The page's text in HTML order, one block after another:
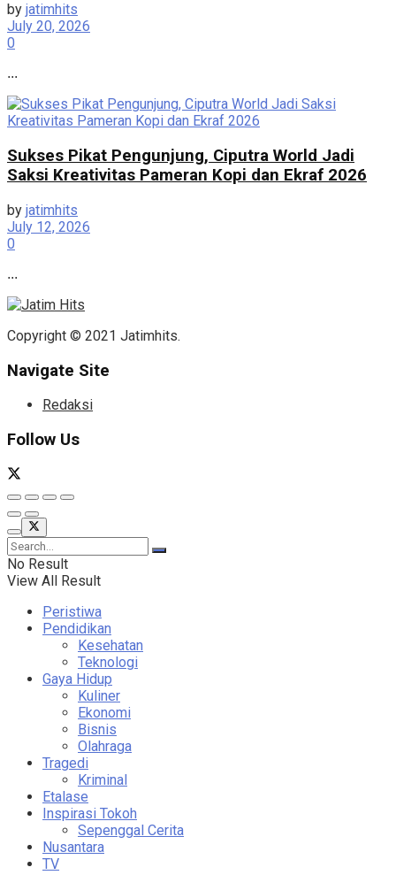
by jatimhits
July 20, 2026
0
...
Sukses Pikat Pengunjung, Ciputra World Jadi
Saksi Kreativitas Pameran Kopi dan Ekraf 2026
by jatimhits
July 12, 2026
0
...
Copyright © 2021 Jatimhits.
Navigate Site
Redaksi
Follow Us
No Result
View All Result
Peristiwa
Pendidikan
Kesehatan
Teknologi
Gaya Hidup
Kuliner
Ekonomi
Bisnis
Olahraga
Tragedi
Kriminal
Etalase
Inspirasi Tokoh
Sepenggal Cerita
Nusantara
TV